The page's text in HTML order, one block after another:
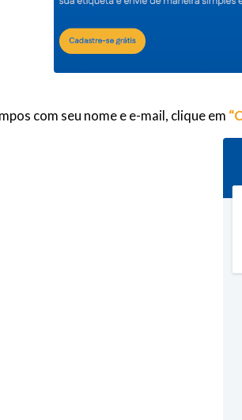
com seu nome e e-mail, clique em